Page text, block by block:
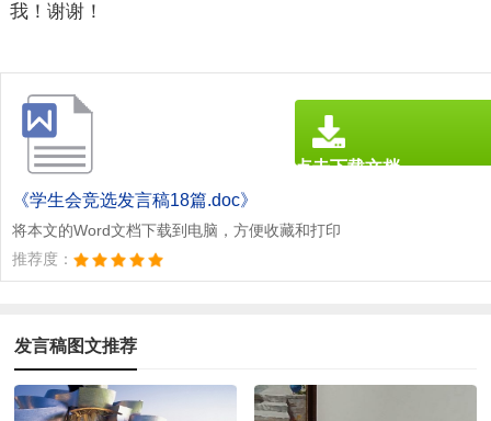
我！谢谢！
《学生会竞选发言稿18篇.doc》
将本文的Word文档下载到电脑，方便收藏和打印
推荐度：
点击下载文档
发言稿图文推荐